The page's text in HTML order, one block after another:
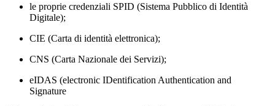
le proprie credenziali SPID (Sistema Pubblico di Identità
Digitale);
CIE (Carta di identità elettronica);
CNS (Carta Nazionale dei Servizi);
eIDAS (electronic IDentification Authentication and
Signature